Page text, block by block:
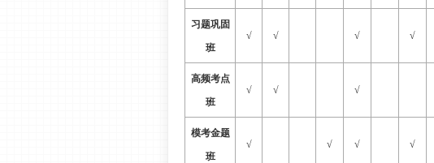
习题巩固
班
√ √ √ √
高频考点
班
√ √ √
模考金题
班
√ √ √ √